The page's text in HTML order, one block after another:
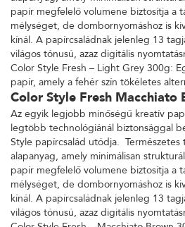
papír megfelelő volumene biztosítja a
mélységet, de dombornyomáshoz is
kínál. A papírcsaládnak jelenleg 13
világos tónusú, azaz digitális
Color Style Fresh – Light Grey 300g:
papír, amely a fehér szín tökéletes
Color Style Fresh Macchiato
Az egyik legjobb minőségű kreatív
legtöbb technológiánál biztonsággal
Style papírcsalád utódja. Természetes
alapanyag, amely minimálisan
papír megfelelő volumene biztosítja a
mélységet, de dombornyomáshoz is
kínál. A papírcsaládnak jelenleg 13
világos tónusú, azaz digitális